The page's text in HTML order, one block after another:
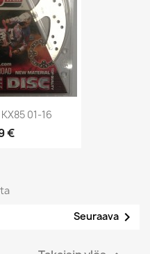
01-16
€
Seuraava 